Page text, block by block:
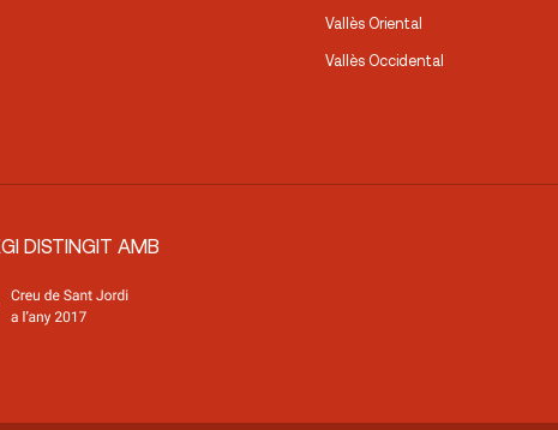
Vallès Oriental
Vallès Occidental
DISTINGIT AMB